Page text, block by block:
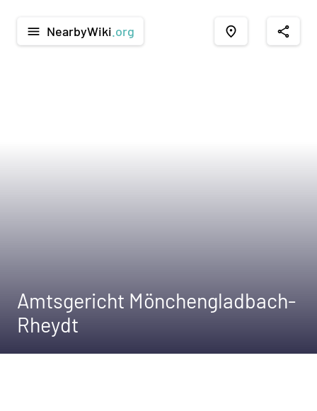
menu NearbyWiki .org place share
Amtsgericht Mönchengladbach-
Rheydt